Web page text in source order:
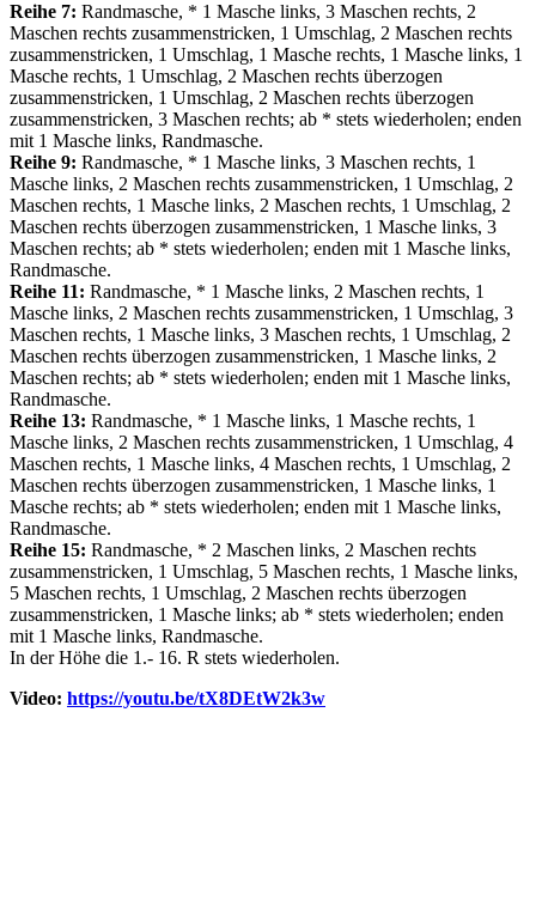
Reihe 7: Randmasche, * 1 Masche links, 3 Maschen rechts, 2
Maschen rechts zusammenstricken, 1 Umschlag, 2 Maschen rechts
zusammenstricken, 1 Umschlag, 1 Masche rechts, 1 Masche links, 1
Masche rechts, 1 Umschlag, 2 Maschen rechts überzogen
zusammenstricken, 1 Umschlag, 2 Maschen rechts überzogen
zusammenstricken, 3 Maschen rechts; ab * stets wiederholen; enden
mit 1 Masche links, Randmasche.
Reihe 9: Randmasche, * 1 Masche links, 3 Maschen rechts, 1
Masche links, 2 Maschen rechts zusammenstricken, 1 Umschlag, 2
Maschen rechts, 1 Masche links, 2 Maschen rechts, 1 Umschlag, 2
Maschen rechts überzogen zusammenstricken, 1 Masche links, 3
Maschen rechts; ab * stets wiederholen; enden mit 1 Masche links,
Randmasche.
Reihe 11: Randmasche, * 1 Masche links, 2 Maschen rechts, 1
Masche links, 2 Maschen rechts zusammenstricken, 1 Umschlag, 3
Maschen rechts, 1 Masche links, 3 Maschen rechts, 1 Umschlag, 2
Maschen rechts überzogen zusammenstricken, 1 Masche links, 2
Maschen rechts; ab * stets wiederholen; enden mit 1 Masche links,
Randmasche.
Reihe 13: Randmasche, * 1 Masche links, 1 Masche rechts, 1
Masche links, 2 Maschen rechts zusammenstricken, 1 Umschlag, 4
Maschen rechts, 1 Masche links, 4 Maschen rechts, 1 Umschlag, 2
Maschen rechts überzogen zusammenstricken, 1 Masche links, 1
Masche rechts; ab * stets wiederholen; enden mit 1 Masche links,
Randmasche.
Reihe 15: Randmasche, * 2 Maschen links, 2 Maschen rechts
zusammenstricken, 1 Umschlag, 5 Maschen rechts, 1 Masche links,
5 Maschen rechts, 1 Umschlag, 2 Maschen rechts überzogen
zusammenstricken, 1 Masche links; ab * stets wiederholen; enden
mit 1 Masche links, Randmasche.
In der Höhe die 1.- 16. R stets wiederholen.
Video: https://youtu.be/tX8DEtW2k3w